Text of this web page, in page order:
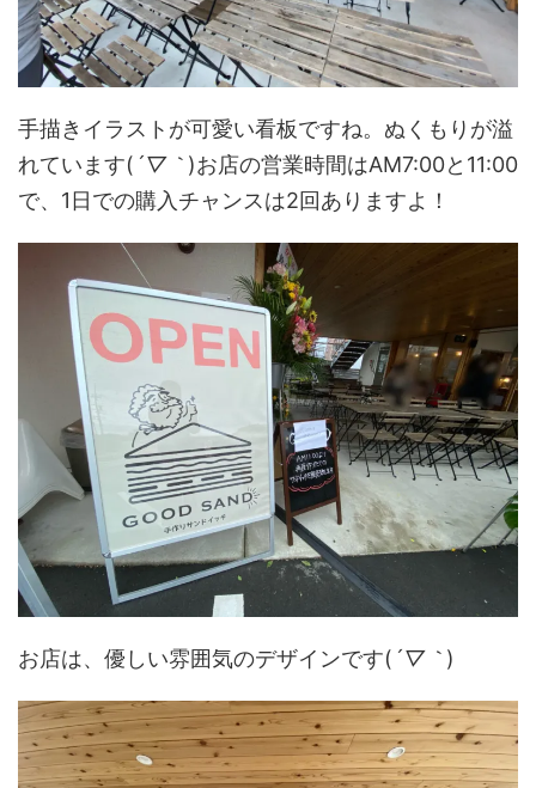
手描きイラストが可愛い看板ですね。ぬくもりが溢
れています( ´▽｀ )お店の営業時間はAM7:00と11:00
で、1日での購入チャンスは2回ありますよ！
お店は、優しい雰囲気のデザインです( ´▽｀ )